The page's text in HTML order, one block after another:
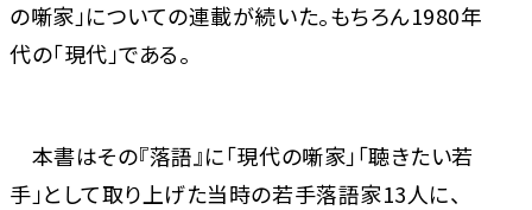
の噺家」についての連載が続いた。もちろん1980年
代の「現代」である。
本書はその『落語』に「現代の噺家」「聴きたい若
手」として取り上げた当時の若手落語家13人に、